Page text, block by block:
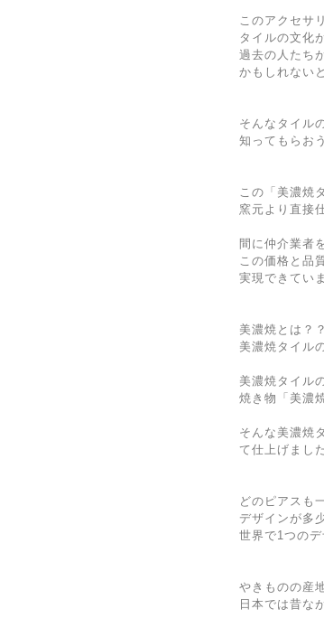
このアクセサ
タイルの文化
過去の人たち
かもしれない
そんなタイル
知ってもらお
この「美濃焼
窯元より直接
間に仲介業者
この価格と品
実現できてい
美濃焼とは？？
美濃焼タイル
美濃焼タイル
焼き物「美濃
そんな美濃焼
て仕上げました
どのピアスも
デザインが多
世界で1つの
やきものの産
日本では昔な